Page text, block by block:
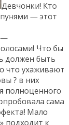
Девчонки! Кто
— этот
—
Что бы
должен быть
что ухаживают
? в них
полноценного
сама
Мало
подходит к